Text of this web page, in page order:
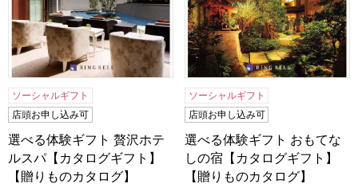
ソーシャルギフト
店頭お申し込み可
選べる体験ギフト 贅沢ホテ
ルスパ【カタログギフト】
【贈りものカタログ】
ソーシャルギフト
店頭お申し込み可
選べる体験ギフト おもてな
しの宿【カタログギフト】
【贈りものカタログ】